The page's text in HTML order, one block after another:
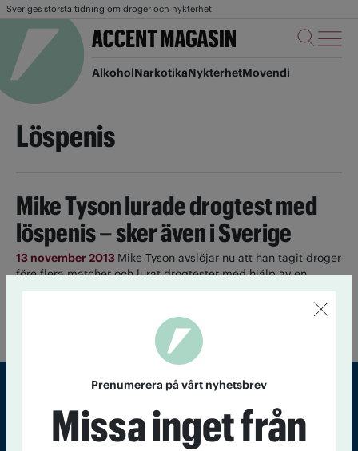
Sveriges största tidning om droger och nykterhet
AlkoholNarkotikaNykterhetMovendi
Löspenis
Mike Tyson lurade drogtest med
löspenis – sker även i Sverige
13 november 2013 Mike Tyson avslöjar nu att han tagit droger
före flera matcher och lurat drogtester med hjälp av en
löspenis med en annan persons urin. Det här utstuderade
knepet används även bland drogmissbrukare i Sverige, enligt
Sveriges största tidning om droger och nykterhet
Prenumerera på vårt nyhetsbrev
Missa inget från